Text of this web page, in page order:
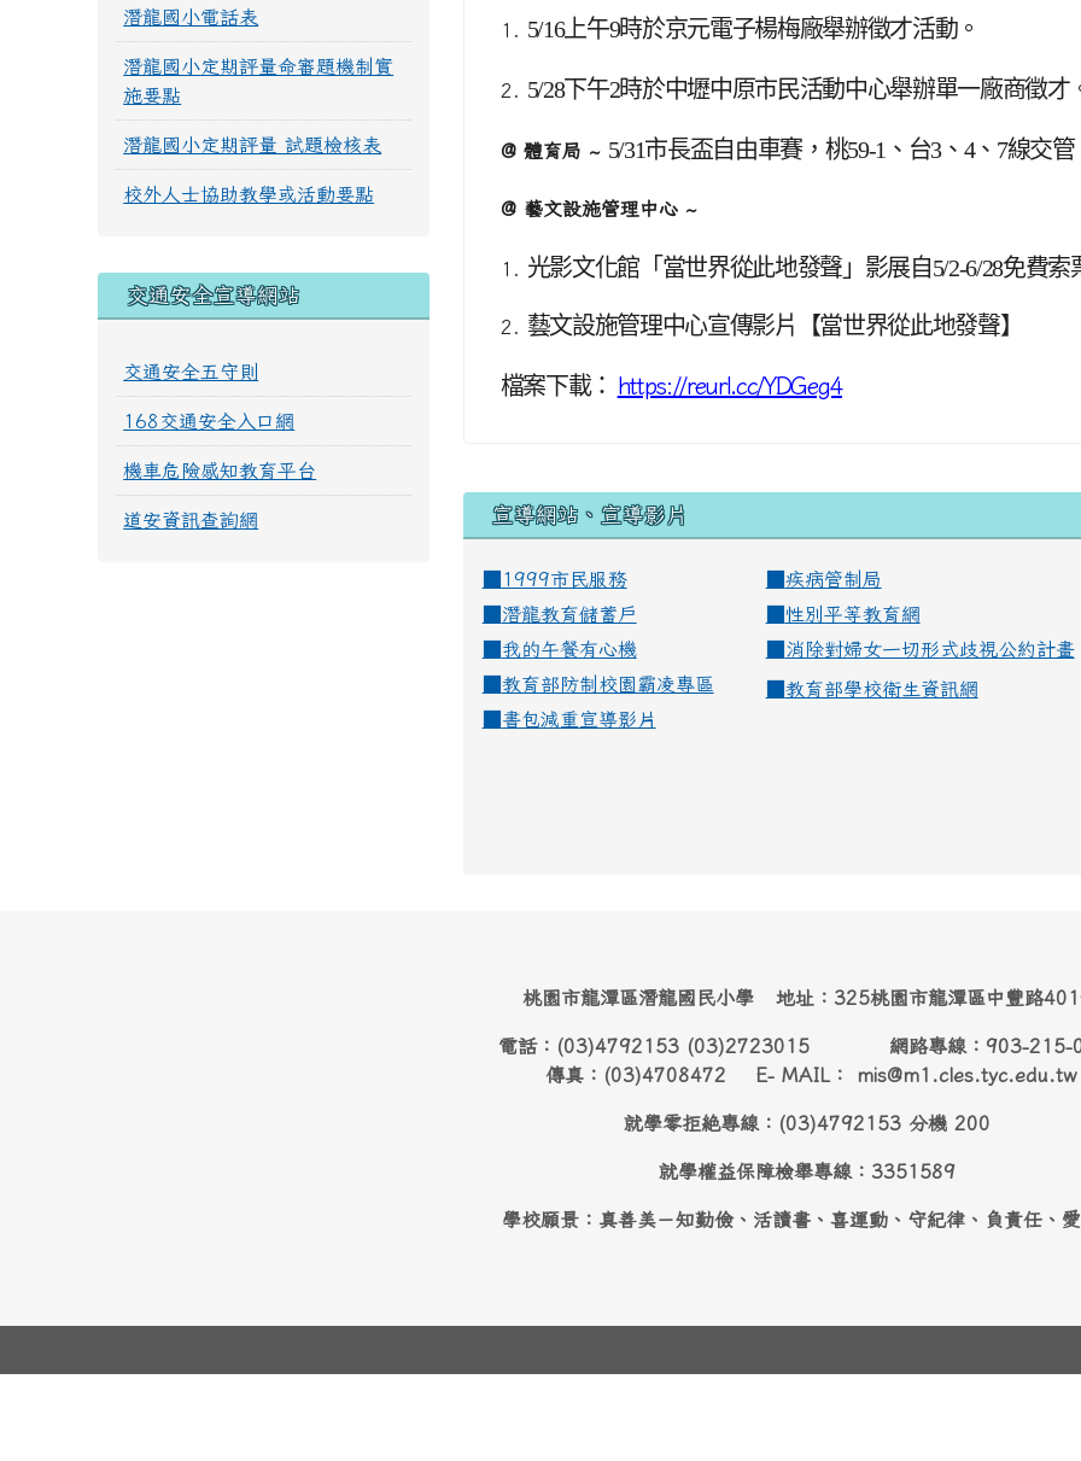
1. 5/16上午9時於京元電子楊梅廠舉辦徵才活動。
2. 5/28下午2時於中壢中原市民活動中心舉辦單一廠商徵才
@ 體育局 ~ 5/31市長盃自由車賽，桃59-1、台3、4、7線交管
@ 藝文設施管理中心 ~
1. 光影文化館「當世界從此地發聲」影展自5/2-6/28免費索
2. 藝文設施管理中心宣傳影片【當世界從此地發聲】
檔案下載： https://reurl.cc/YDGeg4
宣導網站、宣導影片
■1999市民服務 疾病管制局
潛龍教育儲蓄戶 性別平等教育網
我的午餐有心機
消除對婦女一切形式歧視公約計畫
教育部防制校園霸凌專區
教育部學校衛生資訊網
書包減重宣導影片
潛龍國小電話表
潛龍國小定期評量命審題機制實
施要點
潛龍國小定期評量 試題檢核表
校外人士協助教學或活動要點
交通安全宣導網站
交通安全五守則
168交通安全入口網
機車危險感知教育平台
道安資訊查詢網
桃園市龍潭區潛龍國民小學 地址：325桃園市龍潭區中豐路
電話：(03)4792153 (03)2723015 網路專線：903-215-
傳真：(03)4708472 E- MAIL： mis@m1.cles.tyc.edu.tw
就學零拒絶專線：(03)4792153 分機 200
就學權益保障檢舉專線：3351589
學校願景：真善美－知勤儉、活讀書、喜運動、守紀律、負責任、